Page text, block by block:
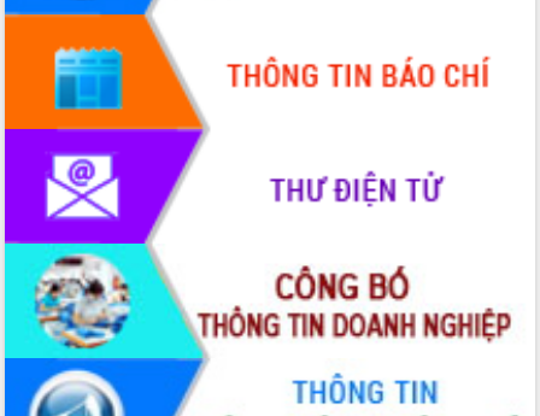
Chương trình “Gặp gỡ hữu nghị –
Friendship Meeting New Year 2026”
Bầu cử Quốc hội và HĐND: Cử tri Đắk
Lắk gửi gắm niềm tin, kỳ vọng vào lá
phiếu
Đắk Lắk sẵn sàng các điều kiện cho
Ngày hội bầu cử đại biểu Quốc hội
khóa XVI và HĐND các cấp nhiệm kỳ
2026-2031
Đảm bảo cuộc bầu cử đại biểu Quốc
hội và đại biểu HĐND các cấp diễn ra
an toàn, hiệu quả, đúng quy định
Thủ tướng Chính phủ Phạm Minh Chính
kiểm tra, chỉ đạo hoàn thành các dự
án cao tốc và thăm khu tái định cư tại
Đắk Lắk